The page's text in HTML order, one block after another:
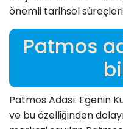
önemli tarihsel
Patmos
Patmos Adası: Egenin
ve bu özelliğinden